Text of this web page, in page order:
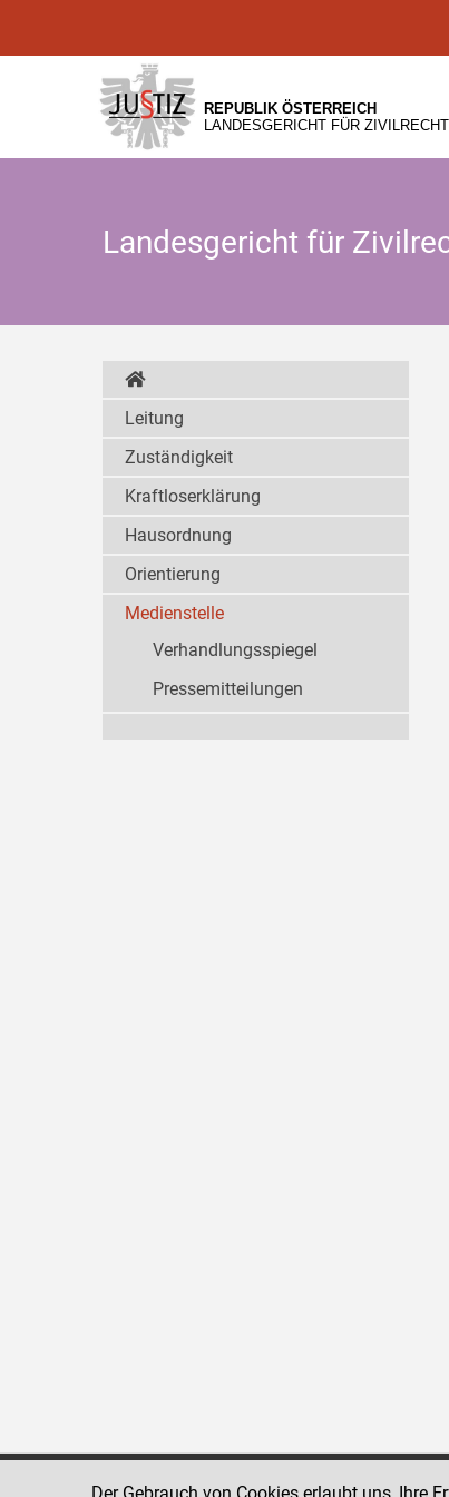
[1]
[2]
[3]
REPUBLIK ÖSTERREICH
LANDESGERICHT FÜR
Landesgericht für
Leitung
Zuständigkeit
Kraftloserklärung
Hausordnung
Orientierung
Medienstelle
Verhandlungsspiegel
Pressemitteilungen